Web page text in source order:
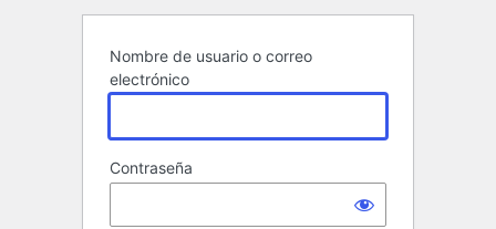
Nombre de usuario o correo
electrónico
Contraseña